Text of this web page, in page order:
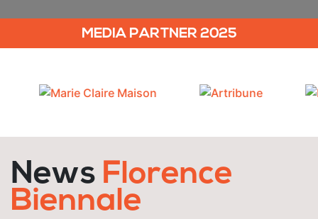
MEDIA PARTNER 2025
News Florence
Biennale